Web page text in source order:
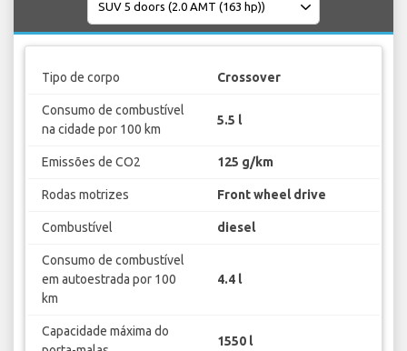
Tipo de corpo Crossover
Consumo de combustível
na cidade por 100 km
5.5 l
Emissões de CO2 125 g/km
Rodas motrizes Front wheel drive
Combustível diesel
Consumo de combustível
em autoestrada por 100
km
4.4 l
Capacidade máxima do
1550 l